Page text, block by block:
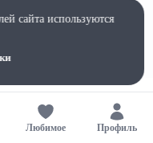
Любимое Профиль
сайта используются